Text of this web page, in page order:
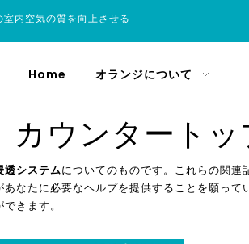
内空気の質を向上させる
Home オランジについて
カウンタート
透システムについてのものです。これらの関連
なたに必要なヘルプを提供することを願って
きます。